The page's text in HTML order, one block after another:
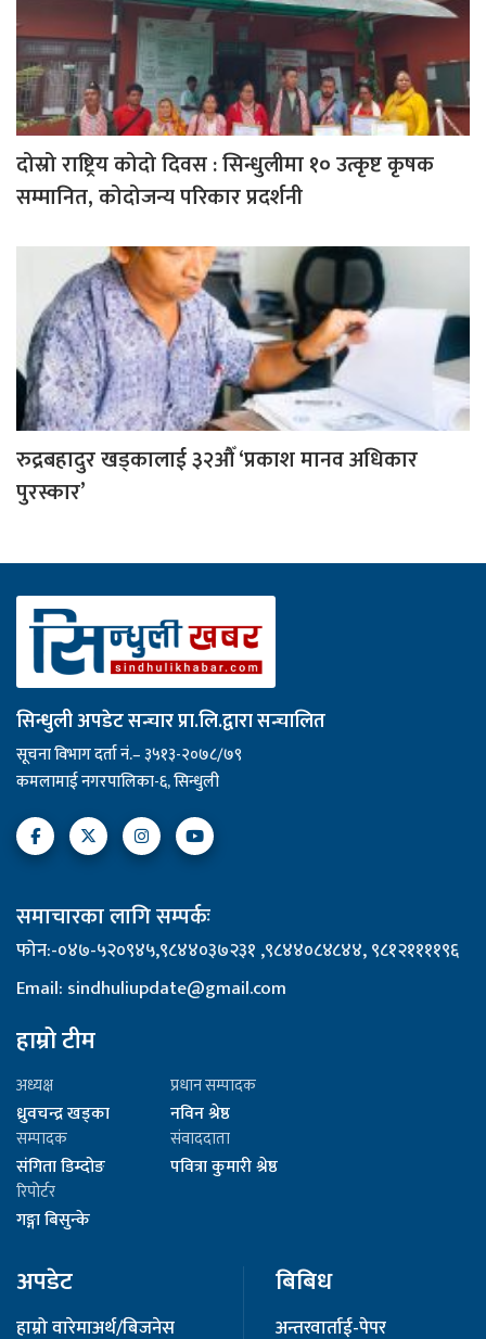
दोस्रो राष्ट्रिय कोदो दिवस : सिन्धुलीमा १० उत्कृष्ट कृषक
सम्मानित, कोदोजन्य परिकार प्रदर्शनी
रुद्रबहादुर खड्कालाई ३२औँ ‘प्रकाश मानव अधिकार
पुरस्कार’
सिन्धुली अपडेट सन्चार प्रा.लि.द्वारा सन्चालित
सूचना विभाग दर्ता नं.– ३५१३-२०७८/७९
कमलामाई नगरपालिका-६, सिन्धुली
समाचारका लागि सम्पर्कः
फोन:-०४७-५२०९४५,९८४४०३७२३१ ,९८४४०८४८४४, ९८१२११११९६
Email: sindhuliupdate@gmail.com
हाम्रो टीम
अध्यक्ष
ध्रुवचन्द्र खड्का
प्रधान सम्पादक
नविन श्रेष्ठ
सम्पादक
संगिता डिम्दोङ
संवाददाता
पवित्रा कुमारी श्रेष्ठ
रिपोर्टर
गङ्गा बिसुन्के
अपडेट
हाम्रो वारेमाअर्थ/बिजनेस
बिबिध
अन्तरवार्ताई-पेपर